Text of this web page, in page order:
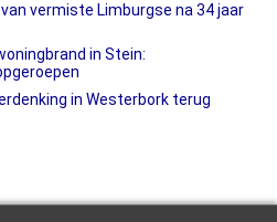
vermiste Limburgse na 34 jaar
in Stein:
in Westerbork terug